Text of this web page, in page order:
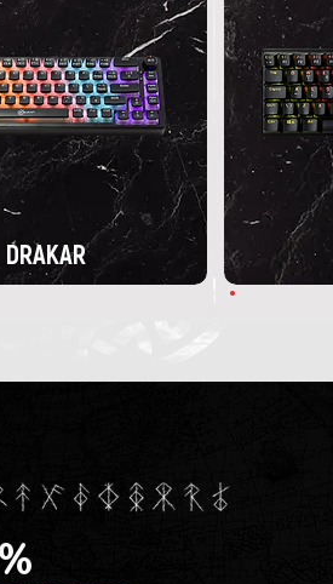
DRAKAR